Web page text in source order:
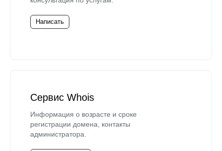
Написать
Сервис Whois
Информация о возрасте и сроке
регистрации домена, контакты
администратора.